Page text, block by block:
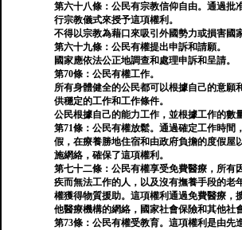
第六十八條：公民有宗教信仰自由。通過批
行宗教儀式來授予這項權利。
不得以宗教為藉口來吸引外國勢力或損害國
第六十九條：公民有權提出申訴和請願。
國家應依法公正地調查和處理申訴和呈請。
第70條：公民有權工作。
所有身體健全的公民都可以根據自己的意願
供穩定的工作和工作條件。
公民根據自己的能力工作，並根據工作的數
第71條：公民有權放鬆。通過確定工作時間
假，在療養勝地住宿和由政府負擔的度假屋
施網絡，確保了這項權利。
第七十二條：公民有權享受免費醫療，所有
疾而無法工作的人，以及沒有撫養手段的老
權獲得物質援助。這項權利通過免費醫療，
他醫療機構的網絡，國家社會保險和其他社
第73條：公民有權受教育。這項權利是由先